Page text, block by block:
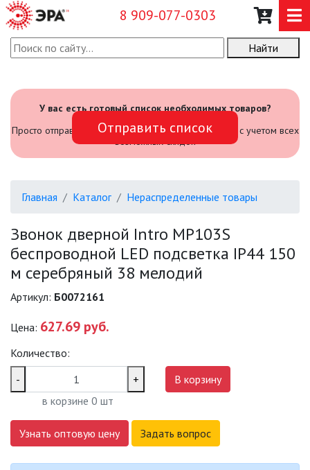
8 909-077-0303
О КОМПАНИИ
САДОВЫЙ ИНВЕНТАРЬ И
ИНСТРУМЕНТЫ
ОФИСНЫЕ ПОДВЕСНЫЕ
ПРОЖЕКТОРЫ
САДОВЫЕ СВЕТИЛЬНИКИ
СВЕТИЛЬНИКИ
СВЕТИЛЬНИКИ ДЛЯ РОСТА
РАСТЕНИЙ (ФИТОСВЕТИЛЬНИКИ)
Найти
У вас есть готовый список необходимых товаров?
Просто отправьте его нам и мы посчитаем стоимость с учетом всех
возможных скидок
Отправить список
Главная Каталог Нераспределенные товары
Звонок дверной Intro MP103S
беспроводной LED подсветка IP44 150
м серебряный 38 мелодий
Артикул: Б0072161
Цена: 627.69 руб.
Количество:
-
+
в корзине 0 шт
В корзину
Узнать оптовую цену Задать вопрос